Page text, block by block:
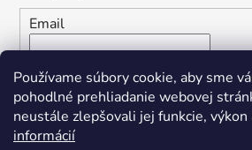
Používame súbory cookie, aby sme
pohodlné prehliadanie webovej
neustále zlepšovali jej funkcie,
informácií
Email
Vložením e-mailu súhlasíte s
osobných údajov
PRIHLÁSIŤ SA